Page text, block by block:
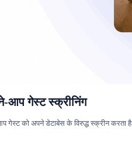
आप गेस्ट स्क्रीनिंग
गेस्ट को अपने डेटाबेस के विरुद्ध स्क्रीन